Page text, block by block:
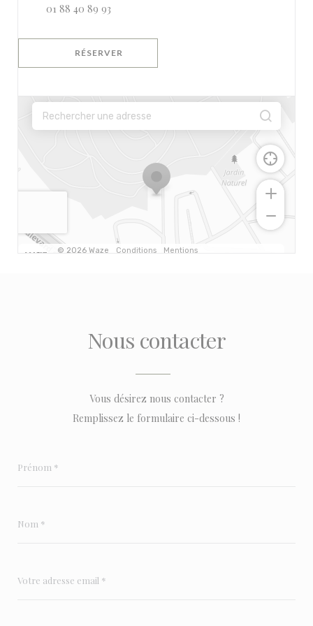
01 88 40 89 93
RÉSERVER
Nous contacter
Vous désirez nous contacter ?
Remplissez le formulaire ci-dessous !